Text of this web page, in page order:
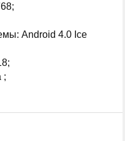
Android 4.0 Ice
;